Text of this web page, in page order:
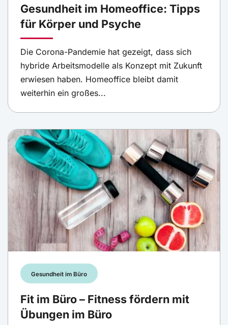
Gesundheit im Homeoffice: Tipps
für Körper und Psyche
Die Corona-Pandemie hat gezeigt, dass sich
hybride Arbeitsmodelle als Konzept mit Zukunft
erwiesen haben. Homeoffice bleibt damit
weiterhin ein großes...
Gesundheit im Büro
Fit im Büro – Fitness fördern mit
Übungen im Büro